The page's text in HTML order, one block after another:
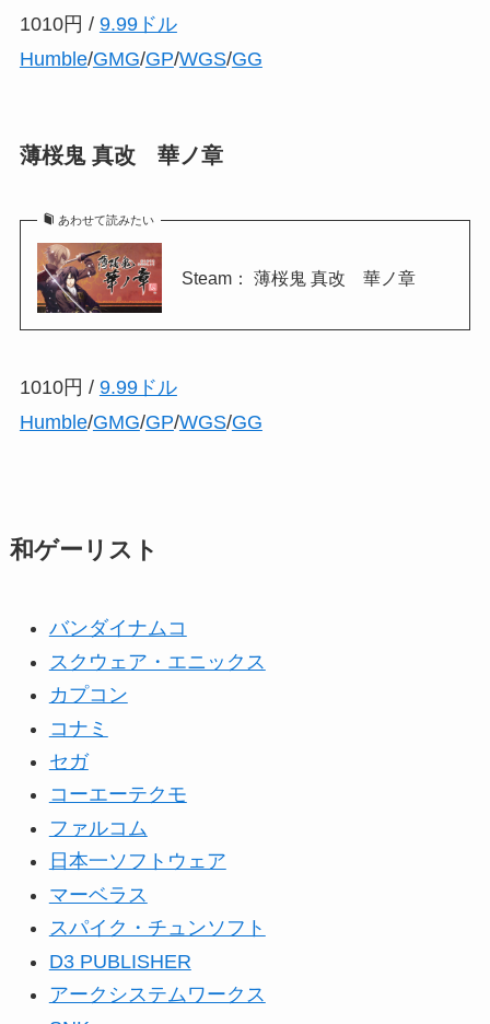
1010円 / 9.99ドル
Humble/GMG/GP/WGS/GG
薄桜鬼 真改 華ノ章
あわせて読みたい
Steam： 薄桜鬼 真改 華ノ章
1010円 / 9.99ドル
Humble/GMG/GP/WGS/GG
和ゲーリスト
バンダイナムコ
スクウェア・エニックス
カプコン
コナミ
セガ
コーエーテクモ
ファルコム
日本一ソフトウェア
マーベラス
スパイク・チュンソフト
D3 PUBLISHER
アークシステムワークス